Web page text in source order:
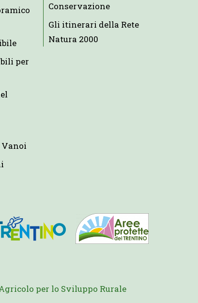
per
Vanoi
Conservazione
Gli itinerari della Rete
Natura 2000
per lo Sviluppo Rurale